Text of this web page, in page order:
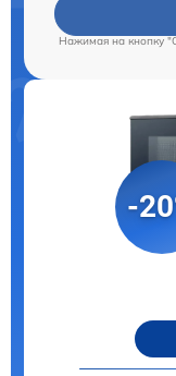
Нажимая на кнопку
-